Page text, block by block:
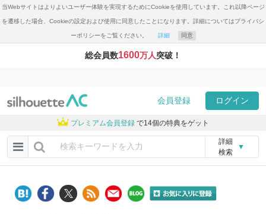
当Webサイトはよりよいユーザー体験を実現するためにCookieを使用しています。これ以降ページ
を遷移した場合、Cookieの設定および使用に同意したことになります。詳細についてはプライバシ
ーポリシーをご覧ください。 詳細 同意
総会員数1600万人突破！
会員登録 ログイン
プレミアム会員登録 で14個の特典をゲット
詳細
検索
▼